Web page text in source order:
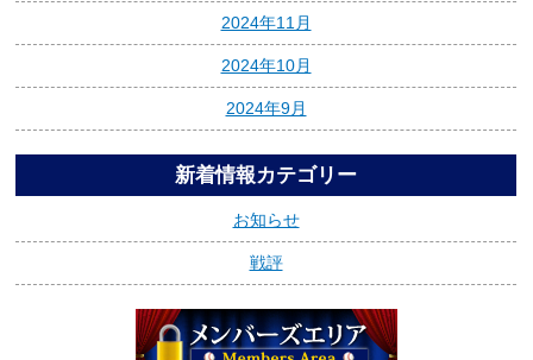
2024年11月
2024年10月
2024年9月
新着情報カテゴリー
お知らせ
戦評